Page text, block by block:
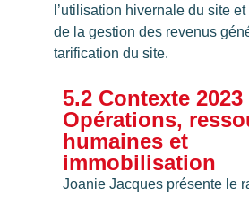
l’utilisation hivernale du site
de la gestion des revenus
tarification du site.
5.2 Contexte 2023
Opérations,
humaines et
immobilisation
Joanie Jacques présente le